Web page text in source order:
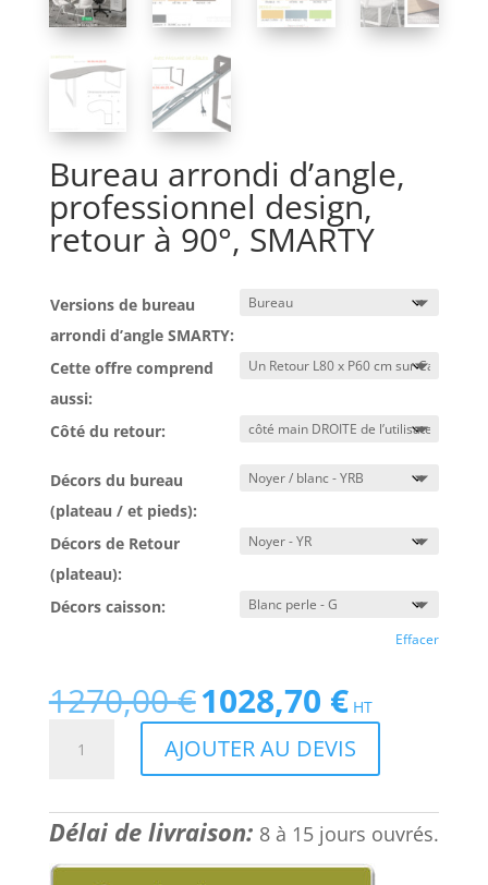
Bureau arrondi d’angle,
professionnel design,
retour à 90°, SMARTY
Versions de bureau
arrondi d’angle SMARTY:
Cette offre comprend
aussi:
Côté du retour:
Décors du bureau
(plateau / et pieds):
Décors de Retour
(plateau):
Décors caisson:
Effacer
1270,00€ Le
prix
initial
était :
1028,70 €Le
prix
actuel
est :
HT
d’angle,
design,
AJOUTER AU DEVIS
Délai de livraison: 8 à 15 jours ouvrés.